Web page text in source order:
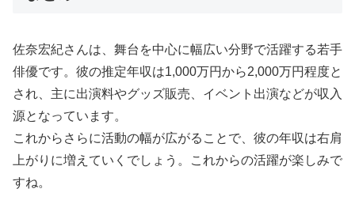
佐奈宏紀さんは、舞台を中心に幅広い分野で活躍する若手
俳優です。彼の推定年収は1,000万円から2,000万円程度と
され、主に出演料やグッズ販売、イベント出演などが収入
源となっています。
これからさらに活動の幅が広がることで、彼の年収は右肩
上がりに増えていくでしょう。これからの活躍が楽しみで
すね。